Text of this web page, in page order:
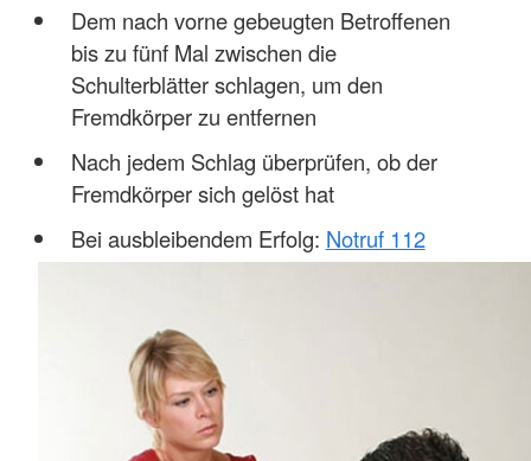
Dem nach vorne gebeugten Betroffenen
bis zu fünf Mal zwischen die
Schulterblätter schlagen, um den
Fremdkörper zu entfernen
Nach jedem Schlag überprüfen, ob der
Fremdkörper sich gelöst hat
Bei ausbleibendem Erfolg: Notruf 112